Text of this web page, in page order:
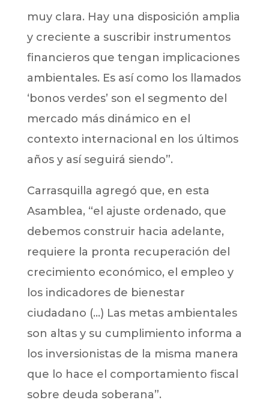
muy clara. Hay una disposición amplia
y creciente a suscribir instrumentos
financieros que tengan implicaciones
ambientales. Es así como los llamados
‘bonos verdes’ son el segmento del
mercado más dinámico en el
contexto internacional en los últimos
años y así seguirá siendo”.
Carrasquilla agregó que, en esta
Asamblea, “el ajuste ordenado, que
debemos construir hacia adelante,
requiere la pronta recuperación del
crecimiento económico, el empleo y
los indicadores de bienestar
ciudadano (…) Las metas ambientales
son altas y su cumplimiento informa a
los inversionistas de la misma manera
que lo hace el comportamiento fiscal
sobre deuda soberana”.